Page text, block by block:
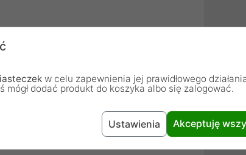
50 Hz ~ 60 Hz, co zapewnia
wynosi powyżej 80% przy
co przekłada się na oszczędność
w celu zapewnienia jej prawidłowego
mógł dodać produkt do koszyka albo się zalogować.
Ustawienia Akceptuję